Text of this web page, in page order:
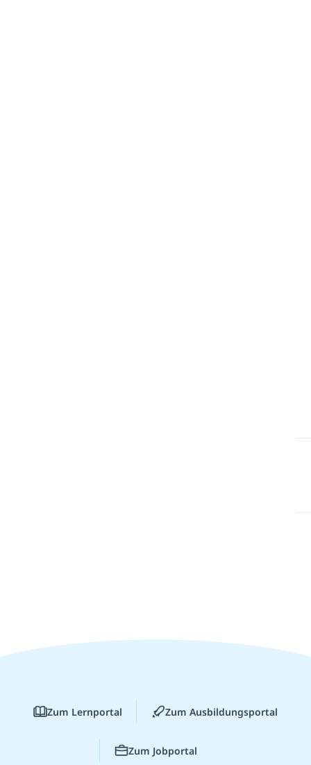
Zum Lernportal Zum Ausbildungsportal
Zum Jobportal